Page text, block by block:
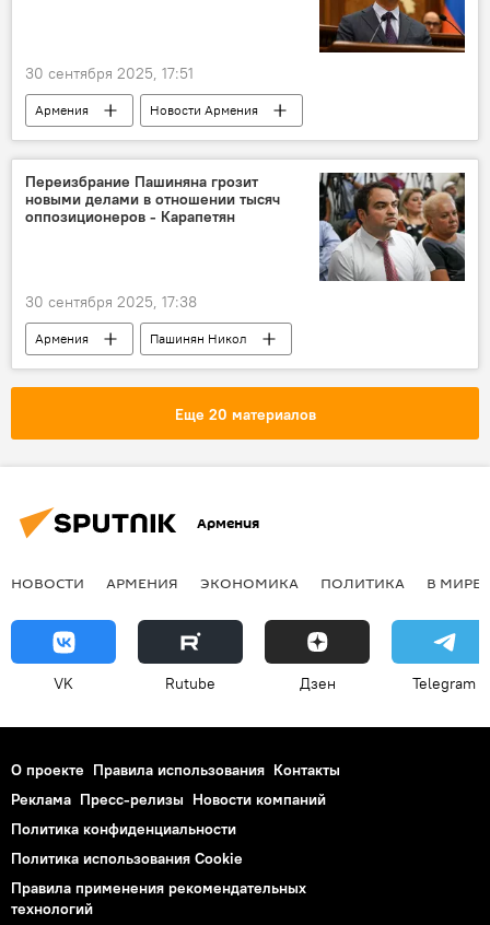
30 сентября 2025, 17:51
Армения
Новости Армения
Азербайджан
Пашинян Никол
Переизбрание Пашиняна грозит
новыми делами в отношении тысяч
оппозиционеров - Карапетян
30 сентября 2025, 17:38
Армения
Пашинян Никол
Карапетян
Политика
Еще 20 материалов
Армения
НОВОСТИ АРМЕНИЯ ЭКОНОМИКА ПОЛИТИКА В МИРЕ
VK Rutube Дзен Telegram
О проекте Правила использования Контакты
Реклама Пресс-релизы Новости компаний
Политика конфиденциальности
Политика использования Cookie
Правила применения рекомендательных
технологий